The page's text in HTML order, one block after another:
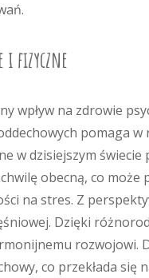
i fizyczne
wpływ na zdrowie
pomaga
w dzisiejszym świecie
obecną, co
na stres. Z
Dzięki
rozwojowi.
co przekłada